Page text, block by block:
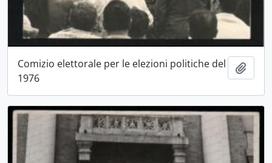
Comizio elettorale per le elezioni politiche del
1976